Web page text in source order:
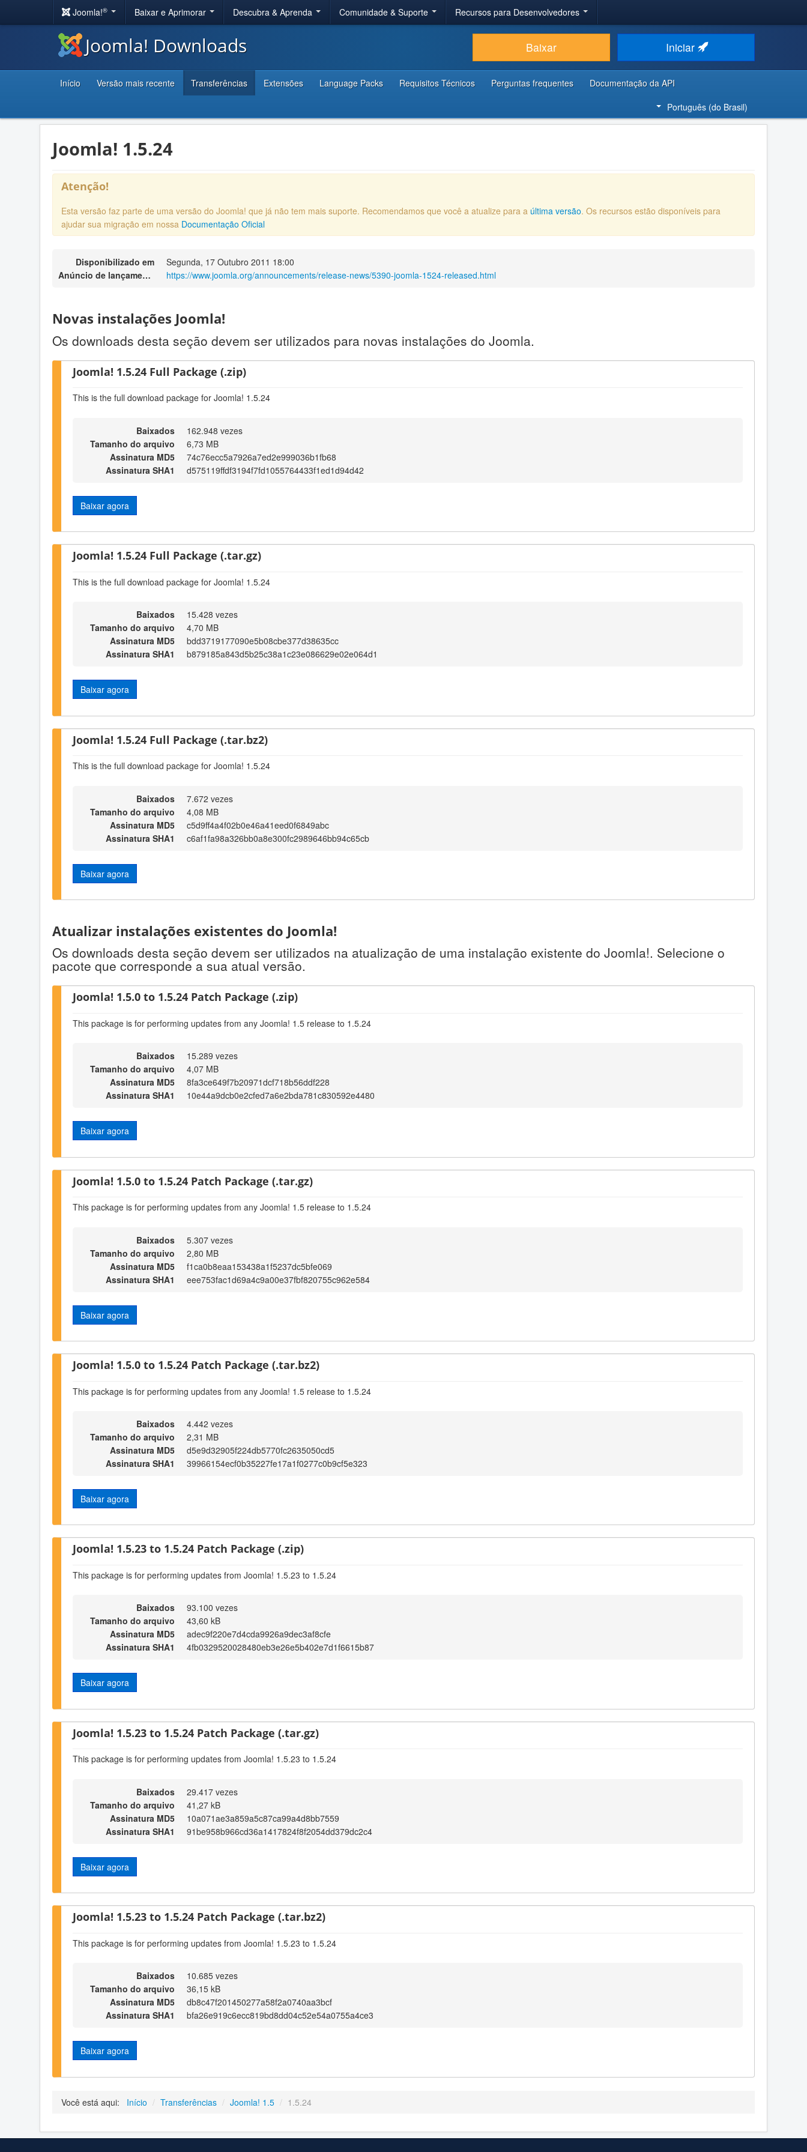
Joomla!® Baixar e Aprimorar Descubra & Aprenda Comunidade & Suporte Recursos para Desenvolvedores
Joomla! Downloads Baixar Iniciar
Início Versão mais recente Transferências Extensões Language Packs Requisitos Técnicos Perguntas frequentes
Documentação da API
Português (do Brasil)
Joomla! 1.5.24
Atenção!
Esta versão faz parte de uma versão do Joomla! que já não tem mais suporte. Recomendamos que você a atualize para a última versão. Os recursos estão disponíveis para
ajudar sua migração em nossa Documentação Oficial
Disponibilizado em
Segunda, 17 Outubro 2011 18:00
Anúncio de lançamento
https://www.joomla.org/announcements/release-news/5390-joomla-1524-released.html
Novas instalações Joomla!
Os downloads desta seção devem ser utilizados para novas instalações do Joomla.
Joomla! 1.5.24 Full Package (.zip)
This is the full download package for Joomla! 1.5.24
Baixados
162.948 vezes
Tamanho do arquivo
6,73 MB
Assinatura MD5
74c76ecc5a7926a7ed2e999036b1fb68
Assinatura SHA1
d575119ffdf3194f7fd1055764433f1ed1d94d42
Baixar agora
Joomla! 1.5.24 Full Package (.tar.gz)
This is the full download package for Joomla! 1.5.24
Baixados
15.428 vezes
Tamanho do arquivo
4,70 MB
Assinatura MD5
bdd3719177090e5b08cbe377d38635cc
Assinatura SHA1
b879185a843d5b25c38a1c23e086629e02e064d1
Baixar agora
Joomla! 1.5.24 Full Package (.tar.bz2)
This is the full download package for Joomla! 1.5.24
Baixados
7.672 vezes
Tamanho do arquivo
4,08 MB
Assinatura MD5
c5d9ff4a4f02b0e46a41eed0f6849abc
Assinatura SHA1
c6af1fa98a326bb0a8e300fc2989646bb94c65cb
Baixar agora
Atualizar instalações existentes do Joomla!
Os downloads desta seção devem ser utilizados na atualização de uma instalação existente do Joomla!. Selecione o
pacote que corresponde a sua atual versão.
Joomla! 1.5.0 to 1.5.24 Patch Package (.zip)
This package is for performing updates from any Joomla! 1.5 release to 1.5.24
Baixados
15.289 vezes
Tamanho do arquivo
4,07 MB
Assinatura MD5
8fa3ce649f7b20971dcf718b56ddf228
Assinatura SHA1
10e44a9dcb0e2cfed7a6e2bda781c830592e4480
Baixar agora
Joomla! 1.5.0 to 1.5.24 Patch Package (.tar.gz)
This package is for performing updates from any Joomla! 1.5 release to 1.5.24
Baixados
5.307 vezes
Tamanho do arquivo
2,80 MB
Assinatura MD5
f1ca0b8eaa153438a1f5237dc5bfe069
Assinatura SHA1
eee753fac1d69a4c9a00e37fbf820755c962e584
Baixar agora
Joomla! 1.5.0 to 1.5.24 Patch Package (.tar.bz2)
This package is for performing updates from any Joomla! 1.5 release to 1.5.24
Baixados
4.442 vezes
Tamanho do arquivo
2,31 MB
Assinatura MD5
d5e9d32905f224db5770fc2635050cd5
Assinatura SHA1
39966154ecf0b35227fe17a1f0277c0b9cf5e323
Baixar agora
Joomla! 1.5.23 to 1.5.24 Patch Package (.zip)
This package is for performing updates from Joomla! 1.5.23 to 1.5.24
Baixados
93.100 vezes
Tamanho do arquivo
43,60 kB
Assinatura MD5
adec9f220e7d4cda9926a9dec3af8cfe
Assinatura SHA1
4fb0329520028480eb3e26e5b402e7d1f6615b87
Baixar agora
Joomla! 1.5.23 to 1.5.24 Patch Package (.tar.gz)
This package is for performing updates from Joomla! 1.5.23 to 1.5.24
Baixados
29.417 vezes
Tamanho do arquivo
41,27 kB
Assinatura MD5
10a071ae3a859a5c87ca99a4d8bb7559
Assinatura SHA1
91be958b966cd36a1417824f8f2054dd379dc2c4
Baixar agora
Joomla! 1.5.23 to 1.5.24 Patch Package (.tar.bz2)
This package is for performing updates from Joomla! 1.5.23 to 1.5.24
Baixados
10.685 vezes
Tamanho do arquivo
36,15 kB
Assinatura MD5
db8c47f201450277a58f2a0740aa3bcf
Assinatura SHA1
bfa26e919c6ecc819bd8dd04c52e54a0755a4ce3
Baixar agora
Você está aqui: Início / Transferências / Joomla! 1.5 / 1.5.24